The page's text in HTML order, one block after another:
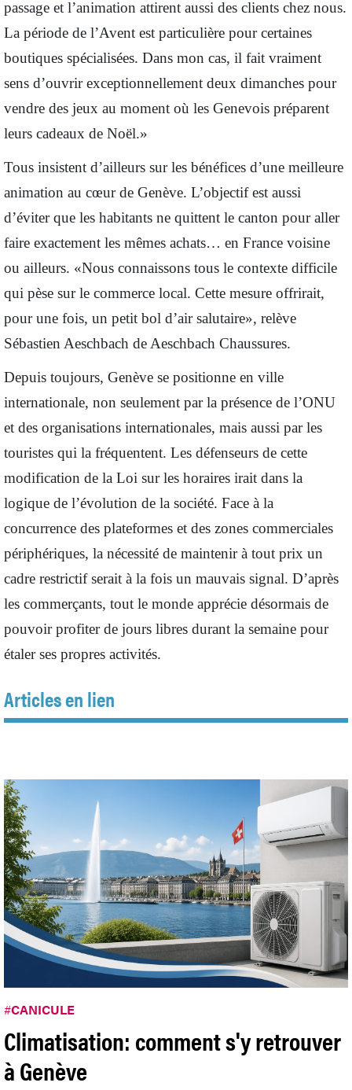
passage et l’animation attirent aussi des clients chez nous.
La période de l’Avent est particulière pour certaines
boutiques spécialisées. Dans mon cas, il fait vraiment
sens d’ouvrir exceptionnellement deux dimanches pour
vendre des jeux au moment où les Genevois préparent
leurs cadeaux de Noël.»
Tous insistent d’ailleurs sur les bénéfices d’une meilleure
animation au cœur de Genève. L’objectif est aussi
d’éviter que les habitants ne quittent le canton pour aller
faire exactement les mêmes achats… en France voisine
ou ailleurs. «Nous connaissons tous le contexte difficile
qui pèse sur le commerce local. Cette mesure offrirait,
pour une fois, un petit bol d’air salutaire», relève
Sébastien Aeschbach de Aeschbach Chaussures.
Depuis toujours, Genève se positionne en ville
internationale, non seulement par la présence de l’ONU
et des organisations internationales, mais aussi par les
touristes qui la fréquentent. Les défenseurs de cette
modification de la Loi sur les horaires irait dans la
logique de l’évolution de la société. Face à la
concurrence des plateformes et des zones commerciales
périphériques, la nécessité de maintenir à tout prix un
cadre restrictif serait à la fois un mauvais signal. D’après
les commerçants, tout le monde apprécie désormais de
pouvoir profiter de jours libres durant la semaine pour
étaler ses propres activités.
Articles en lien
#CANICULE
Climatisation: comment s'y retrouver
à Genève